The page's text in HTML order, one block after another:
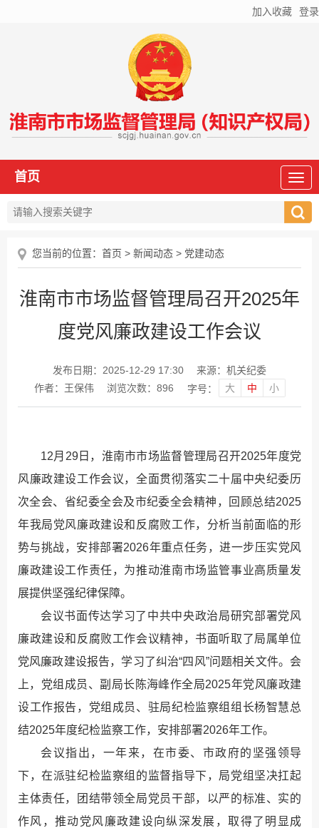
加入收藏 登录
首页
您当前的位置： 首页 > 新闻动态 > 党建动态
淮南市市场监督管理局召开2025年
度党风廉政建设工作会议
发布日期：2025-12-29 17:30
来源：机关纪委
作者：王保伟
浏览次数： 896 字号： 大 中 小
12月29日，淮南市市场监督管理局召开2025年度党
风廉政建设工作会议，全面贯彻落实二十届中央纪委历
次全会、省纪委全会及市纪委全会精神，回顾总结2025
年我局党风廉政建设和反腐败工作，分析当前面临的形
势与挑战，安排部署2026年重点任务，进一步压实党风
廉政建设工作责任，为推动淮南市场监管事业高质量发
展提供坚强纪律保障。
会议书面传达学习了中共中央政治局研究部署党风
廉政建设和反腐败工作会议精神，书面听取了局属单位
党风廉政建设报告，学习了纠治“四风”问题相关文件。会
上，党组成员、副局长陈海峰作全局2025年党风廉政建
设工作报告，党组成员、驻局纪检监察组组长杨智慧总
结2025年度纪检监察工作，安排部署2026年工作。
会议指出，一年来，在市委、市政府的坚强领导
下，在派驻纪检监察组的监督指导下，局党组坚决扛起
主体责任，团结带领全局党员干部，以严的标准、实的
作风，推动党风廉政建设向纵深发展，取得了明显成